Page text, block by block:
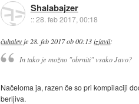
Shalabajzer
::28. feb 2017, 00:18
čuhalevje28. feb 2017 ob 00:13 izjavil:
In tako je možno "obrniti" vsako Javo?
Načeloma ja, razen če so pri kompilaciji
berljiva.